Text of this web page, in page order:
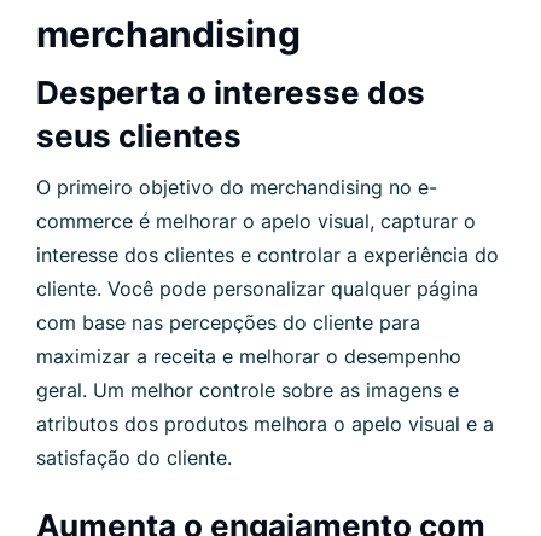
merchandising
Desperta o interesse dos
seus clientes
O primeiro objetivo do merchandising no e-
commerce é melhorar o apelo visual, capturar o
interesse dos clientes e controlar a experiência do
cliente. Você pode personalizar qualquer página
com base nas percepções do cliente para
maximizar a receita e melhorar o desempenho
geral. Um melhor controle sobre as imagens e
atributos dos produtos melhora o apelo visual e a
satisfação do cliente.
Aumenta o engajamento com